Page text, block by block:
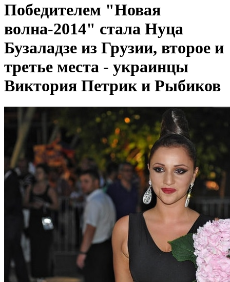
Победителем "Новая
волна-2014" стала Нуца
Бузаладзе из Грузии, второе и
третье места - украинцы
Виктория Петрик и Рыбиков